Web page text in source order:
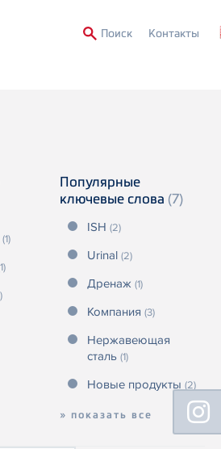
Поиск Контакты
(1)
Популярные
ключевые слова (7)
ISH (2)
Urinal (2)
Дренаж (1)
Компания (3)
Нержавеющая
сталь (1)
Новые продукты (2)
» показать все
Floating
Sidebar